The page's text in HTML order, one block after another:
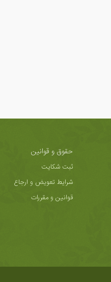
حقوق و قوانین
ثبت شکایت
شرایط تعویض و ارجاع
قوانین و مقررات